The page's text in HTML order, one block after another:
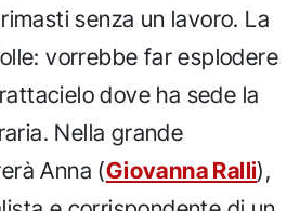
senza un lavoro. La
vorrebbe far esplodere
dove ha sede la
Nella grande
Anna (Giovanna Ralli),